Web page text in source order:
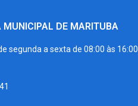
MUNICIPAL DE MARITUBA
segunda a sexta de 08:00 às 16:00